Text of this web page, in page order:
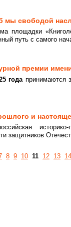
мы свободой
площадки
путь с самого
премии
года принимаются
и
защитников
8 9 10 11 12 13 14